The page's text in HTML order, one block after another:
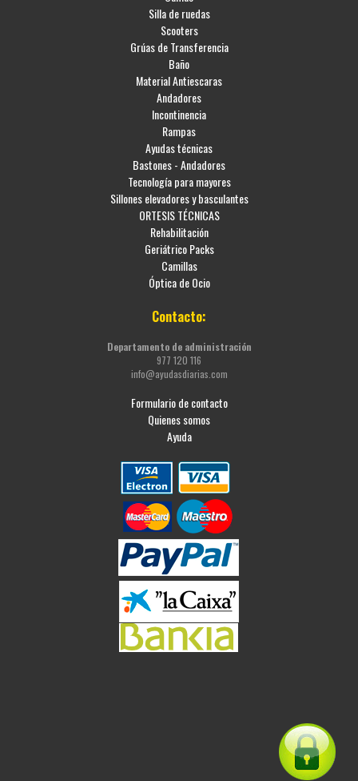
Silla de ruedas
Scooters
Grúas de Transferencia
Baño
Material Antiescaras
Andadores
Incontinencia
Rampas
Ayudas técnicas
Bastones - Andadores
Tecnología para mayores
Sillones elevadores y basculantes
ORTESIS TÉCNICAS
Rehabilitación
Geriátrico Packs
Camillas
Óptica de Ocio
Contacto:
Departamento de administración
977 120 116
info@ayudasdiarias.com
Formulario de contacto
Quienes somos
Ayuda